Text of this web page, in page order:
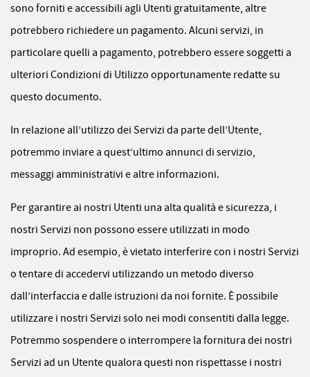
sono forniti e accessibili agli Utenti gratuitamente, altre
potrebbero richiedere un pagamento. Alcuni servizi, in
particolare quelli a pagamento, potrebbero essere soggetti a
ulteriori Condizioni di Utilizzo opportunamente redatte su
questo documento.
In relazione all’utilizzo dei Servizi da parte dell’Utente,
potremmo inviare a quest’ultimo annunci di servizio,
messaggi amministrativi e altre informazioni.
Per garantire ai nostri Utenti una alta qualità e sicurezza, i
nostri Servizi non possono essere utilizzati in modo
improprio. Ad esempio, è vietato interferire con i nostri Servizi
o tentare di accedervi utilizzando un metodo diverso
dall’interfaccia e dalle istruzioni da noi fornite. È possibile
utilizzare i nostri Servizi solo nei modi consentiti dalla legge.
Potremmo sospendere o interrompere la fornitura dei nostri
Servizi ad un Utente qualora questi non rispettasse i nostri